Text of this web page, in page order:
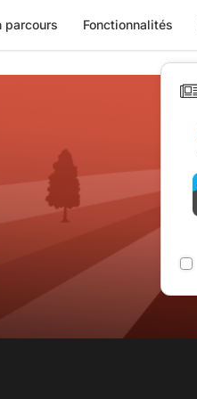
parcours Fonctionnalités